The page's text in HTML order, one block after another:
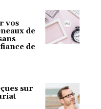
vos
de
de
sur